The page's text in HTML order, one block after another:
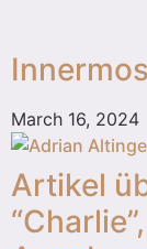
March 16, 2024
Artikel